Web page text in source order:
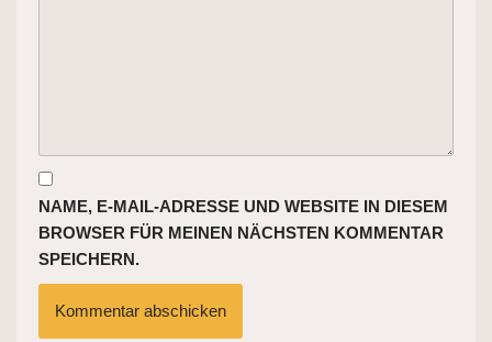
NAME, E-MAIL-ADRESSE UND WEBSITE IN DIESEM
BROWSER FÜR MEINEN NÄCHSTEN KOMMENTAR
SPEICHERN.